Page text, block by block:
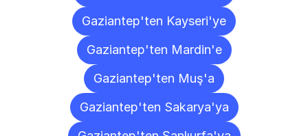
Gaziantep'ten Kayseri'ye
Gaziantep'ten Mardin'e
Gaziantep'ten Muş'a
Gaziantep'ten Sakarya'ya